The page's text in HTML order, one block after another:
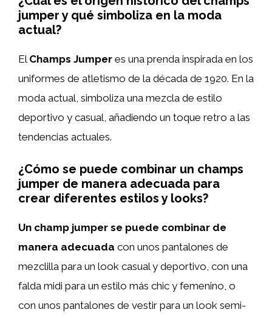
jumper y qué simboliza en la moda
actual?
El Champs Jumper es una prenda inspirada en los
uniformes de atletismo de la década de 1920. En la
moda actual, simboliza una mezcla de estilo
deportivo y casual, añadiendo un toque retro a las
tendencias actuales.
¿Cómo se puede combinar un champs
jumper de manera adecuada para
crear diferentes estilos y looks?
Un champ jumper se puede combinar de
manera adecuada con unos pantalones de
mezclilla para un look casual y deportivo, con una
falda midi para un estilo más chic y femenino, o
con unos pantalones de vestir para un look semi-